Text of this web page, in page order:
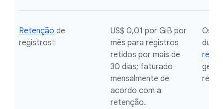
Retenção de
registros‡
US$ 0,01 por GiB por
mês para registros
retidos por mais de
30 dias; faturado
mensalmente de
acordo com a
retenção.
Os